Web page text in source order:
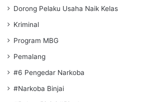
Dorong Pelaku Usaha Naik Kelas
Kriminal
Program MBG
Pemalang
#6 Pengedar Narkoba
#Narkoba Binjai